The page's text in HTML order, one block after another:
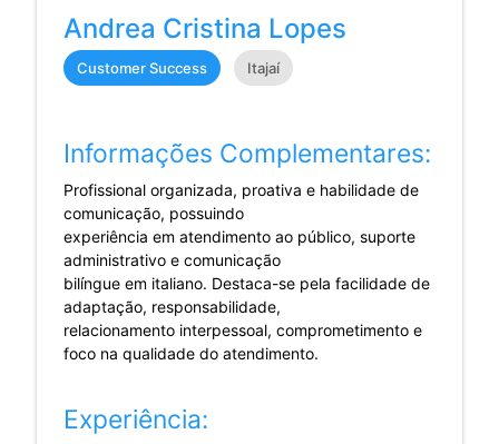
Andrea Cristina Lopes
Customer Success Itajaí
Informações Complementares:
Profissional organizada, proativa e habilidade de
comunicação, possuindo
experiência em atendimento ao público, suporte
administrativo e comunicação
bilíngue em italiano. Destaca-se pela facilidade de
adaptação, responsabilidade,
relacionamento interpessoal, comprometimento e
foco na qualidade do atendimento.
Experiência: